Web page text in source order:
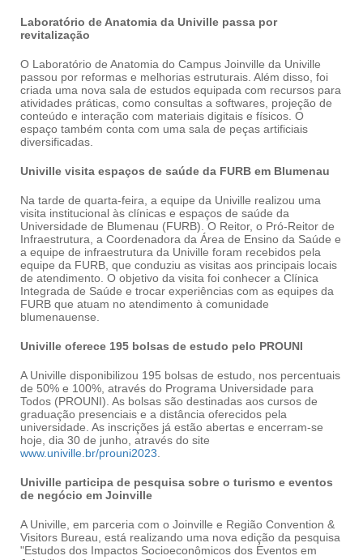
Laboratório de Anatomia da Univille passa por
revitalização
O Laboratório de Anatomia do Campus Joinville da Univille
passou por reformas e melhorias estruturais. Além disso, foi
criada uma nova sala de estudos equipada com recursos para
atividades práticas, como consultas a softwares, projeção de
conteúdo e interação com materiais digitais e físicos. O
espaço também conta com uma sala de peças artificiais
diversificadas.
Univille visita espaços de saúde da FURB em Blumenau
Na tarde de quarta-feira, a equipe da Univille realizou uma
visita institucional às clínicas e espaços de saúde da
Universidade de Blumenau (FURB). O Reitor, o Pró-Reitor de
Infraestrutura, a Coordenadora da Área de Ensino da Saúde e
a equipe de infraestrutura da Univille foram recebidos pela
equipe da FURB, que conduziu as visitas aos principais locais
de atendimento. O objetivo da visita foi conhecer a Clínica
Integrada de Saúde e trocar experiências com as equipes da
FURB que atuam no atendimento à comunidade
blumenauense.
Univille oferece 195 bolsas de estudo pelo PROUNI
A Univille disponibilizou 195 bolsas de estudo, nos percentuais
de 50% e 100%, através do Programa Universidade para
Todos (PROUNI). As bolsas são destinadas aos cursos de
graduação presenciais e a distância oferecidos pela
universidade. As inscrições já estão abertas e encerram-se
hoje, dia 30 de junho, através do site
www.univille.br/prouni2023
Univille participa de pesquisa sobre o turismo e eventos
de negócio em Joinville
A Univille, em parceria com o Joinville e Região Convention &
Visitors Bureau, está realizando uma nova edição da pesquisa
"Estudos dos Impactos Socioeconômicos dos Eventos em